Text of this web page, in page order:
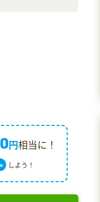
円相当に！
しよう！